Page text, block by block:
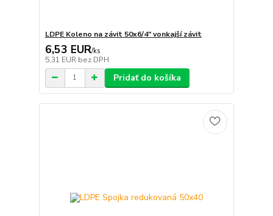
LDPE Koleno na závit 50x6/4" vonkajší závit
6,53 EUR/ks
5,31 EUR bez DPH
Pridať do košíka